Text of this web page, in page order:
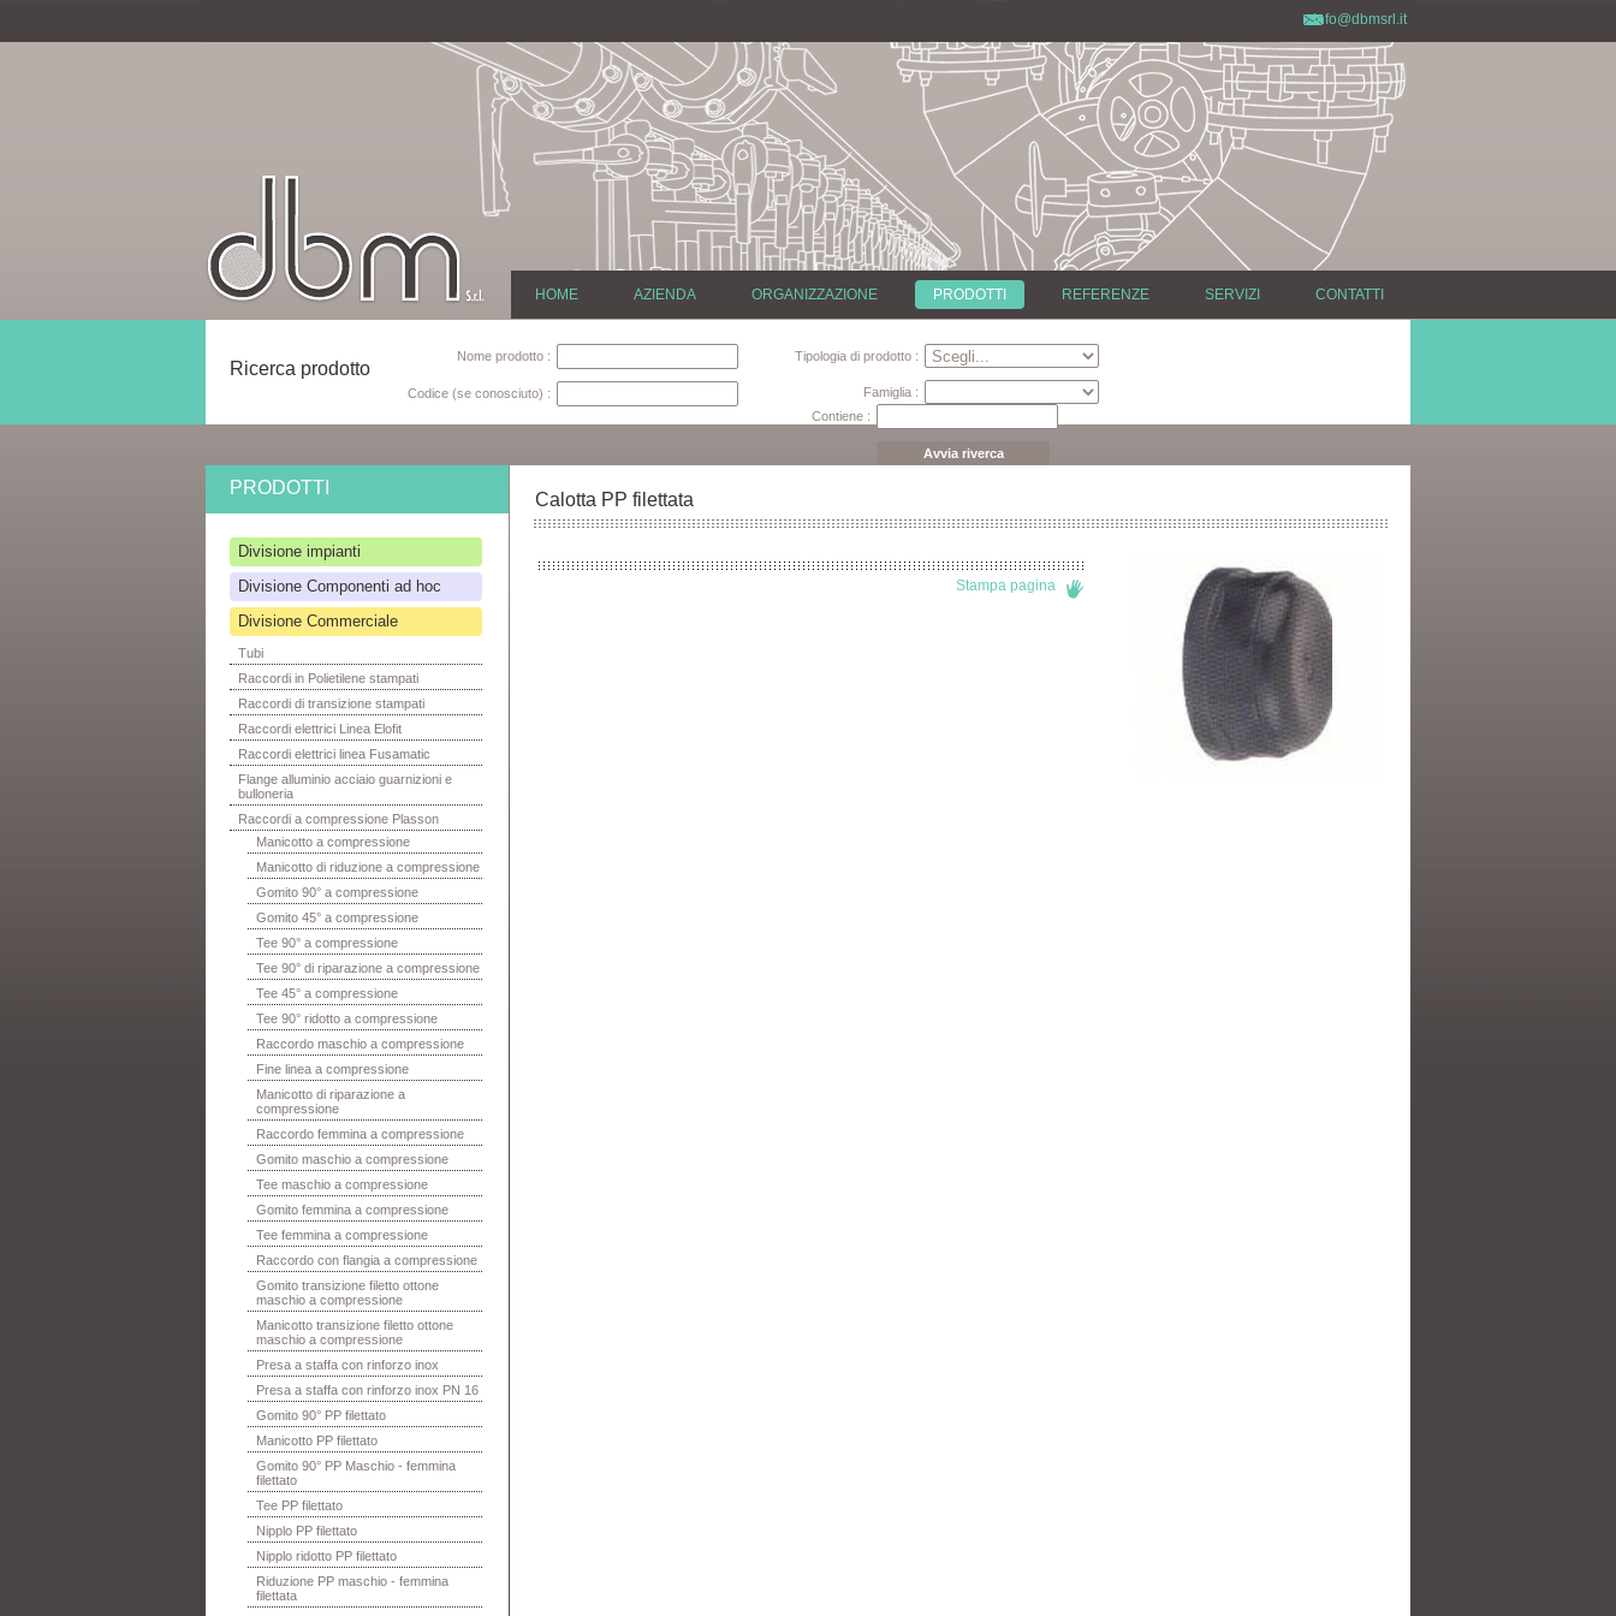
info@dbmsrl.it
HOME AZIENDA ORGANIZZAZIONE PRODOTTI REFERENZE SERVIZI CONTATTI
Ricerca prodotto
Nome prodotto :
Codice (se conosciuto) :
Tipologia di prodotto :
Famiglia :
Contiene :
Avvia riverca
PRODOTTI
Divisione impianti
Divisione Componenti ad hoc
Divisione Commerciale
Tubi
Raccordi in Polietilene stampati
Raccordi di transizione stampati
Raccordi elettrici Linea Elofit
Raccordi elettrici linea Fusamatic
Flange alluminio acciaio guarnizioni e
bulloneria
Raccordi a compressione Plasson
Manicotto a compressione
Manicotto di riduzione a compressione
Gomito 90° a compressione
Gomito 45° a compressione
Tee 90° a compressione
Tee 90° di riparazione a compressione
Tee 45° a compressione
Tee 90° ridotto a compressione
Raccordo maschio a compressione
Fine linea a compressione
Manicotto di riparazione a
compressione
Raccordo femmina a compressione
Gomito maschio a compressione
Tee maschio a compressione
Gomito femmina a compressione
Tee femmina a compressione
Raccordo con flangia a compressione
Gomito transizione filetto ottone
maschio a compressione
Manicotto transizione filetto ottone
maschio a compressione
Presa a staffa con rinforzo inox
Presa a staffa con rinforzo inox PN 16
Gomito 90° PP filettato
Manicotto PP filettato
Gomito 90° PP Maschio - femmina
filettato
Tee PP filettato
Nipplo PP filettato
Nipplo ridotto PP filettato
Riduzione PP maschio - femmina
filettata
Calotta PP filettata
Stampa pagina